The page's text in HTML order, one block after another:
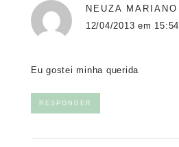
NEUZA MARIANO
12/04/2013 em 15:54
Eu gostei minha querida
RESPONDER